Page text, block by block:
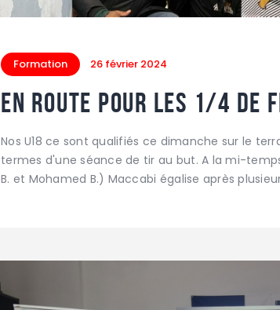
Formation 26 février 2024
En route pour les 1/4 de
Nos U18 ce sont qualifiés ce dimanche sur le
termes d'une séance de tir au but. A la mi-
B. et Mohamed B.) Maccabi égalise après